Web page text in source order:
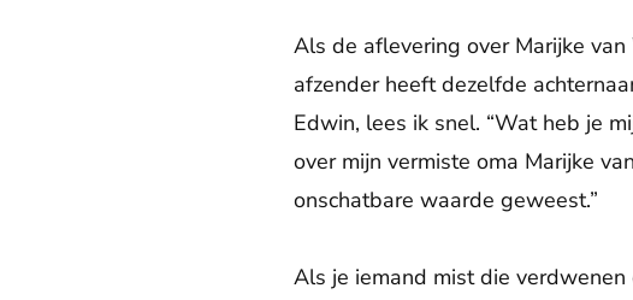
Als de aflevering over Marijke
afzender heeft dezelfde
Edwin, lees ik snel. “Wat heb je
over mijn vermiste oma Marijke
onschatbare waarde geweest.”
Als je iemand mist die